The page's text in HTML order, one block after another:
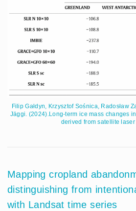
Filip Gałdyn, Krzysztof Sośnica, Radosław
Jäggi. (2024).Long-term ice mass changes
derived from satellite
Mapping cropland
distinguishing from
with Landsat time series